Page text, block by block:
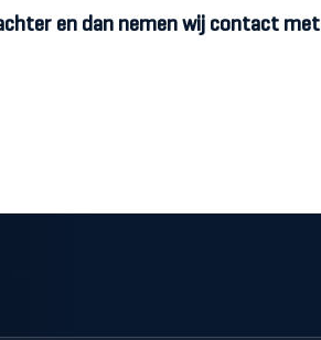
en dan nemen wij contact met